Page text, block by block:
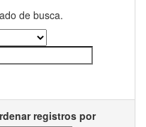
de busca.
registros por